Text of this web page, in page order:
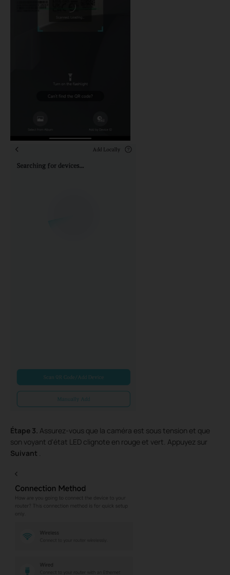
Étape 3. Assurez-vous que la caméra est sous tension et que
son voyant d'état LED clignote en rouge et vert. Appuyez sur
Suivant